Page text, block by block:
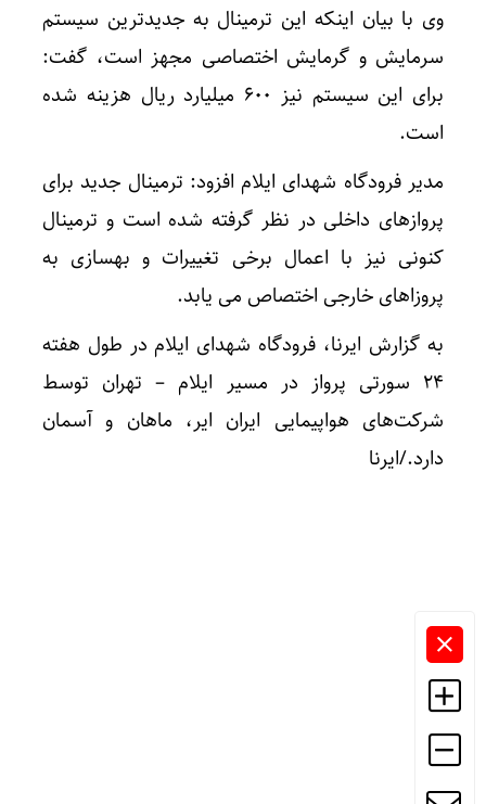
وی با بیان اینکه این ترمینال به جدیدترین سیستم
سرمایش و گرمایش اختصاصی مجهز است، گفت:
برای این سیستم نیز ۶۰۰ میلیارد ریال هزینه شده
است.
مدیر فرودگاه شهدای ایلام افزود: ترمینال جدید برای
پروازهای داخلی در نظر گرفته شده است و ترمینال
کنونی نیز با اعمال برخی تغییرات و بهسازی به
پروزاهای خارجی اختصاص می یابد.
به گزارش ایرنا، فرودگاه شهدای ایلام در طول هفته
۲۴ سورتی پرواز در مسیر ایلام – تهران توسط
شرکت‌های هواپیمایی ایران ایر، ماهان و آسمان
دارد./ایرنا